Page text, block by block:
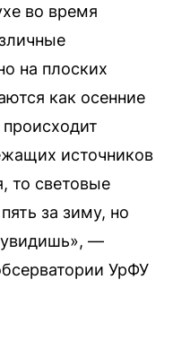
во время
на плоских
как осенние
источников
то световые
за зиму, но
увидишь», —
УрФУ